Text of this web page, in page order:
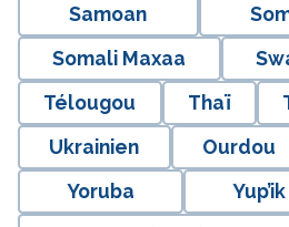
Samoan
Somali Maxaa
Télougou
Thaï
Ukrainien
Ourdou
Yoruba
Yup’ik